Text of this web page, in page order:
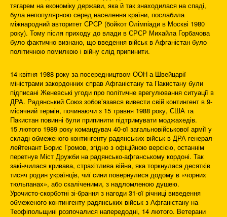
тягарем на економіку держави, яка й так знаходилася на спаді,
була непопулярною серед населення країни, послабила
міжнародний авторитет СРСР (бойкот Олімпіади в Москві 1980
року). Тому після приходу до влади в СРСР Михайла Горбачова
було фактично визнано, що введення військ в Афганістан було
політичною помилкою і війну слід припинити.
14 квітня 1988 року за посередництвом ООН а Швейцарії
міністрами закордонних справ Афганістану та Пакистану були
підписані Женевські угоди про політичне врегулювання ситуації в
ДРА. Радянський Союз зобов’язався вивести свій контингент в 9-
місячний термін, починаючи з 15 травня 1988 року, США та
Пакистан повинні були припинити підтримувати моджахедів.
15 лютого 1989 року командувач 40-ої загальновійськової армії у
складі обмеженого контингенту радянських військ в ДРА генерал-
лейтенант Борис Громов, згідно з офіційною версією, останнім
перетнув Міст Дружби на радянсько-афганському кордоні. Так
закінчилася кривава, страхітлива війна, яка торкнулася десятків
тисяч родин українців, чиї сини повернулися додому в «чорних
тюльпанах», або скаліченими, з надломленою душею.
Урочисто-скорботні зі-брання з нагоди 31-ої річниці виведення
обмеженого контингенту радянських військ з Афганістану на
Теофіпольщині розпочалися напередодні, 14 лютого. Ветерани